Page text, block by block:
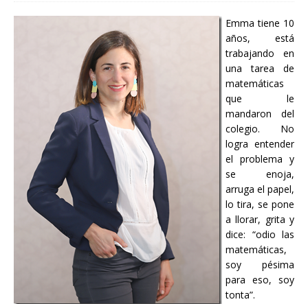
Emma tiene 10
años, está
trabajando en
una tarea de
matemáticas
que le
mandaron del
colegio. No
logra entender
el problema y
se enoja,
arruga el papel,
lo tira, se pone
a llorar, grita y
dice: “odio las
matemáticas,
soy pésima
para eso, soy
tonta”.